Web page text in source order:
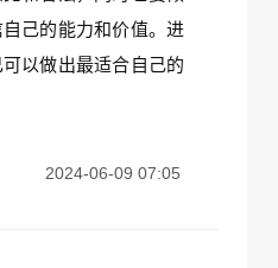
己的能力和价值。进
以做出最适合自己的
2024-06-09 07:05